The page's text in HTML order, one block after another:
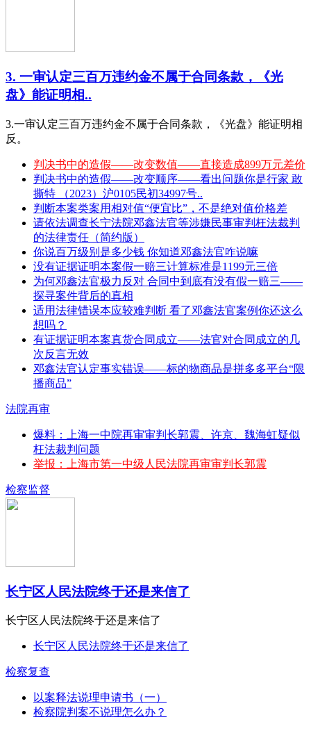
3. 一审认定三百万违约金不属于合同条款，《光
盘》能证明相..
3.一审认定三百万违约金不属于合同条款，《光盘》能证明相
反。
判决书中的造假——改变数值——直接造成899万元差价
判决书中的造假——改变顺序——看出问题你是行家 敢
撕特 （2023）沪0105民初34997号..
判断本案类案用相对值“便宜比”，不是绝对值价格差
请依法调查长宁法院邓鑫法官等涉嫌民事审判枉法裁判
的法律责任（简约版）
你说百万级别是多少钱 你知道邓鑫法官咋说嘛
没有证据证明本案假一赔三计算标准是1199元三倍
为何邓鑫法官极力反对 合同中到底有没有假一赔三——
探寻案件背后的真相
适用法律错误本应较难判断 看了邓鑫法官案例你还这么
想吗？
有证据证明本案真货合同成立——法官对合同成立的几
次反言无效
邓鑫法官认定事实错误——标的物商品是拼多多平台“限
播商品”
法院再审
爆料：上海一中院再审审判长郭震、许京、魏海虹疑似
枉法裁判问题
举报：上海市第一中级人民法院再审审判长郭震
检察监督
长宁区人民法院终于还是来信了
长宁区人民法院终于还是来信了
长宁区人民法院终于还是来信了
检察复查
以案释法说理申请书（一）
检察院判案不说理怎么办？